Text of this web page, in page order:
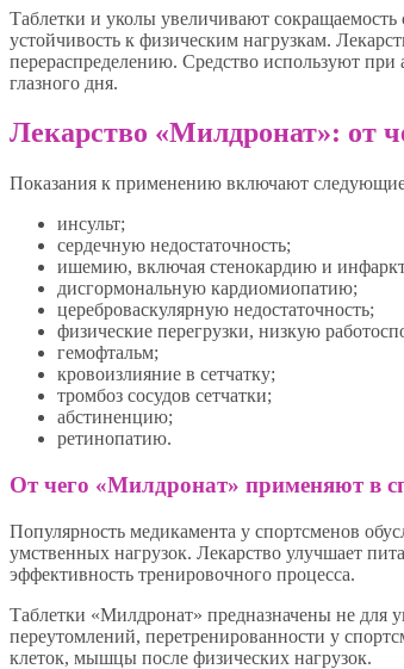
Таблетки и уколы увеличивают
устойчивость к физическим нагрузкам.
перераспределению. Средство используют
глазного дня.
Лекарство «Милдронат»: от
Показания к применению включают следующие
инсульт;
сердечную недостаточность;
ишемию, включая стенокардию и
дисгормональную кардиомиопатию;
цереброваскулярную недостаточность;
физические перегрузки, низкую
гемофтальм;
кровоизлияние в сетчатку;
тромбоз сосудов сетчатки;
абстиненцию;
ретинопатию.
От чего «Милдронат» применяют в
Популярность медикамента у спортсменов
умственных нагрузок. Лекарство улучшает
эффективность тренировочного процесса.
Таблетки «Милдронат» предназначены не
переутомлений, перетренированности у
клеток, мышцы после физических нагрузок.